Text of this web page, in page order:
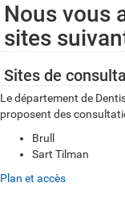
Nous vous
sites
Sites de
Le département de
proposent des
Brull
Sart Tilman
Plan et accès